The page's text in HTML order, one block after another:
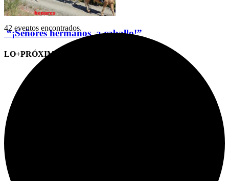
“¡Señores hermanos, a caballo!”
LO+PRÓXIMO (CITAS)
42 eventos encontrados.